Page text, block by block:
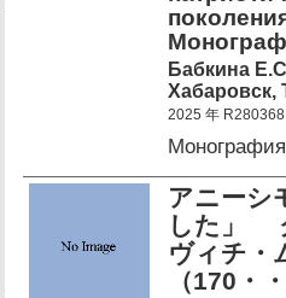
Бабкина
Хабаровск,
2025 年 R280368
アニーシ
した」
ヴィチ・
（170・